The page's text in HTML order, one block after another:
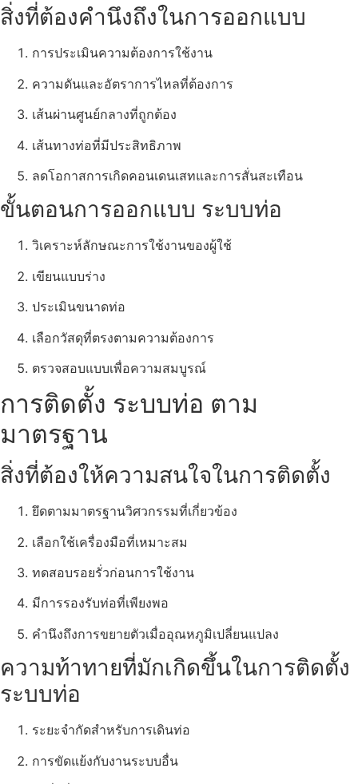
สิ่งที่ต้องคำนึงถึงในการออกแบบ
การประเมินความต้องการใช้งาน
ความดันและอัตราการไหลที่ต้องการ
เส้นผ่านศูนย์กลางที่ถูกต้อง
เส้นทางท่อที่มีประสิทธิภาพ
ลดโอกาสการเกิดคอนเดนเสทและการสั่นสะเทือน
ขั้นตอนการออกแบบ ระบบท่อ
วิเคราะห์ลักษณะการใช้งานของผู้ใช้
เขียนแบบร่าง
ประเมินขนาดท่อ
เลือกวัสดุที่ตรงตามความต้องการ
ตรวจสอบแบบเพื่อความสมบูรณ์
การติดตั้ง ระบบท่อ ตาม
มาตรฐาน
สิ่งที่ต้องให้ความสนใจในการติดตั้ง
ยึดตามมาตรฐานวิศวกรรมที่เกี่ยวข้อง
เลือกใช้เครื่องมือที่เหมาะสม
ทดสอบรอยรั่วก่อนการใช้งาน
มีการรองรับท่อที่เพียงพอ
คำนึงถึงการขยายตัวเมื่ออุณหภูมิเปลี่ยนแปลง
ความท้าทายที่มักเกิดขึ้นในการติดตั้ง
ระบบท่อ
ระยะจำกัดสำหรับการเดินท่อ
การขัดแย้งกับงานระบบอื่น